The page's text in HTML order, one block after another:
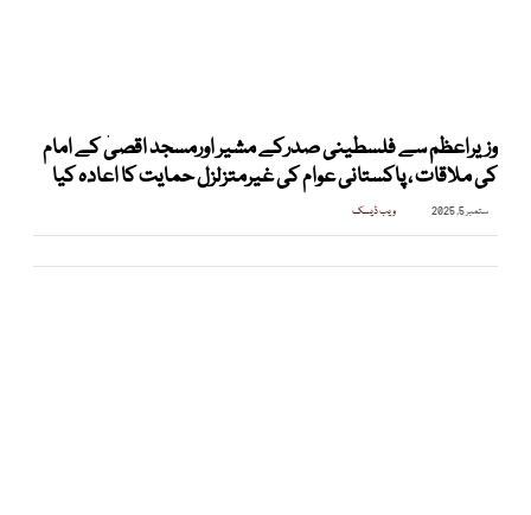
وزیراعظم سے فلسطینی صدرکے مشیر اورمسجد اقصیٰ کے امام
کی ملاقات ، پاکستانی عوام کی غیرمتزلزل حمایت کا اعادہ کیا
ستمبر 5, 2025 ویب ڈیسک